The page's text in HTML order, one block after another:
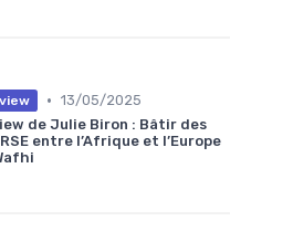
• 13/05/2025
de Julie Biron : Bâtir des
entre l’Afrique et l’Europe